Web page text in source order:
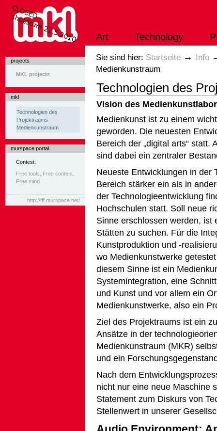
Inhalt
Art Technology
projects
MKL projects
mkl
Technologien des
Projektraums
Medienkunstraum
murspace portal
Contest:
Free tools, Free content,
Free mind
http://fff.murspace.net/
Sie sind hier: Startseite → Info
Medienkunstraum
Technologien des
Vision des
Medienkunst ist zu einem
gewor­den. Die neuesten
Bereich der „digital arts“ statt.
sind dabei ein zentraler
Neueste Entwicklungen in der
Bereich stärker ein als in
der Technologieentwicklung
Hochschulen statt. Soll neue
Sinne erschlossen werden, ist
Stätten zu suchen. Für die
Kunstprodukti­on und -
wo Medienkunst­werke
diesem Sinne ist ein
Systemintegration, eine
und Kunst und vor allem ein
Medienkunstwerke, also ein
Ziel des Projektraums ist ein
Ansätze in der
Medienkunstraum (MKR)
und ein
Nach dem
nicht nur eine neue Maschine
Statement zum Diskurs von
Stellenwert in unserer